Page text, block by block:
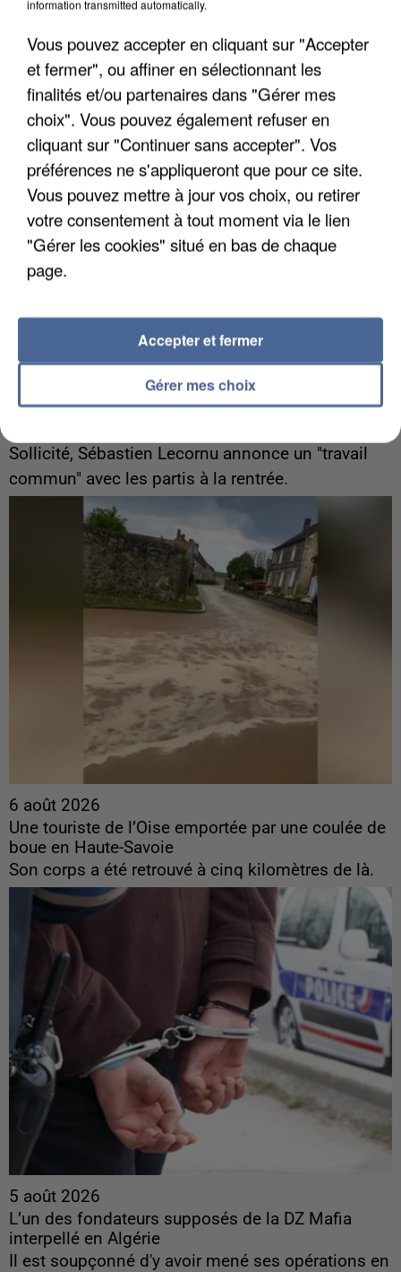
Algérie
Un cofondateur du réseau avait été interpellé
quelques jours plus tôt.
Gabriel Attal et Raphaël Glucksmann visés par des
Sollicité, Sébastien Lecornu annonce un "travail
commun" avec les partis à la rentrée.
6 août 2026
Une touriste de l’Oise emportée par une coulée de
boue en Haute-Savoie
Son corps a été retrouvé à cinq kilomètres de là.
5 août 2026
L’un des fondateurs supposés de la DZ Mafia
interpellé en Algérie
Il est soupçonné d'y avoir mené ses opérations en
information transmitted automatically.
Vous pouvez accepter en cliquant sur "Accepter
et fermer", ou affiner en sélectionnant les
finalités et/ou partenaires dans "Gérer mes
choix". Vous pouvez également refuser en
cliquant sur "Continuer sans accepter". Vos
préférences ne s'appliqueront que pour ce site.
Vous pouvez mettre à jour vos choix, ou retirer
votre consentement à tout moment via le lien
"Gérer les cookies" situé en bas de chaque
page.
Gérer mes choix
Accepter et fermer